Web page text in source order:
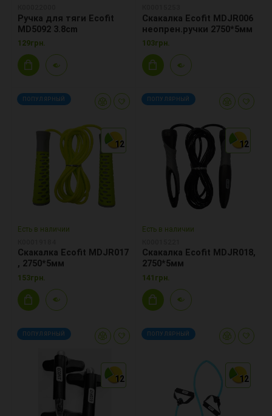
Ручка для тяги Ecofit
MD5092 3.8cm
129грн.
Скакалка Ecofit MDJR006
неопрен.ручки 2750*5мм
103грн.
12
12
12
ПОПУЛЯРНЫЙ
Есть в наличии
Скакалка Ecofit MDJR017
, 2750*5мм
153грн.
12
12
12
ПОПУЛЯРНЫЙ
Есть в наличии
Скакалка Ecofit MDJR018,
2750*5мм
141грн.
12
12
12
ПОПУЛЯРНЫЙ
12
12
12
ПОПУЛЯРНЫЙ